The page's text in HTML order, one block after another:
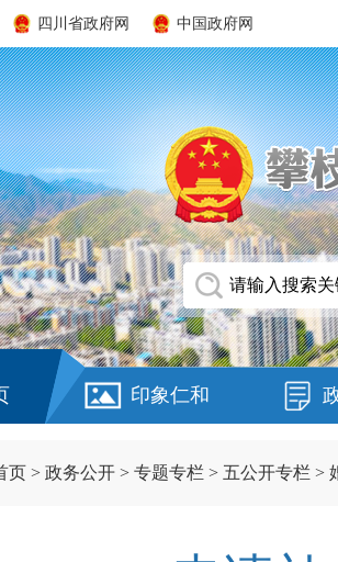
四川省政府网 中国政府网
印象仁和
页 > 政务公开 > 专题专栏 > 五公开专栏 >